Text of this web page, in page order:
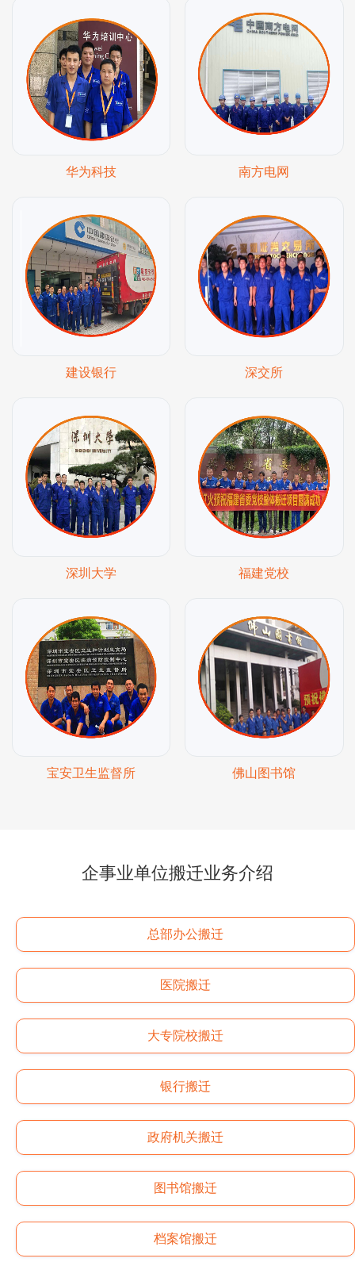
华为科技 南方电网
建设银行 深交所
深圳大学 福建党校
宝安卫生监督所 佛山图书馆
企事业单位搬迁业务介绍
总部办公搬迁
医院搬迁
大专院校搬迁
银行搬迁
政府机关搬迁
图书馆搬迁
档案馆搬迁